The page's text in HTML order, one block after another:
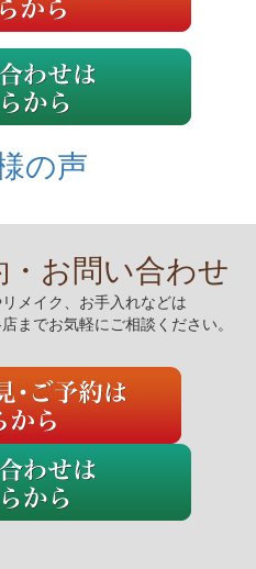
の声
お問い合わせ
メイク、お手入れなどは
までお気軽にご相談ください。